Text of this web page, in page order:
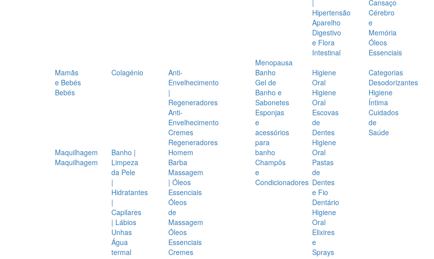
|
Hipertensão
Aparelho
Digestivo
e Flora
Intestinal
Cansaço
Cérebro
e
Memória
Óleos
Essenciais
Menopausa
Mamãs
e Bebés
Bebés
Colagénio
Anti-
Envelhecimento
|
Regeneradores
Anti-
Envelhecimento
Cremes
Regeneradores
Maquilhagem
Maquilhagem
Banho |
Limpeza
da Pele
|
Hidratantes
|
Capilares
| Lábios
Unhas
Água
termal
Homem
Barba
Massagem
| Óleos
Essenciais
Óleos
de
Massagem
Óleos
Essenciais
Cremes
Banho
Gel de
Banho e
Sabonetes
Esponjas
e
acessórios
para
banho
Champôs
e
Condicionadores
Higiene
Oral
Higiene
Oral
Escovas
de
Dentes
Higiene
Oral
Pastas
de
Dentes
e Fio
Dentário
Higiene
Oral
Elixires
e
Sprays
Categorias
Desodorizantes
Higiene
Íntima
Cuidados
de
Saúde